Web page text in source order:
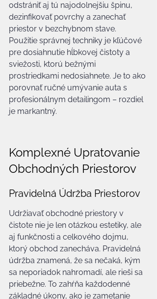
odstrániť aj tú najodolnejšiu špinu,
dezinfikovať povrchy a zanechať
priestor v bezchybnom stave.
Použitie správnej techniky je kľúčové
pre dosiahnutie hĺbkovej čistoty a
sviežosti, ktorú bežnými
prostriedkami nedosiahnete. Je to ako
porovnať ručné umývanie auta s
profesionálnym detailingom – rozdiel
je markantný.
Komplexné Upratovanie
Obchodných Priestorov
Pravidelná Údržba Priestorov
Udržiavať obchodné priestory v
čistote nie je len otázkou estetiky, ale
aj funkčnosti a celkového dojmu,
ktorý obchod zanecháva. Pravidelná
údržba znamená, že sa nečaká, kým
sa neporiadok nahromadí, ale rieši sa
priebežne. To zahŕňa každodenné
základné úkony, ako je zametanie